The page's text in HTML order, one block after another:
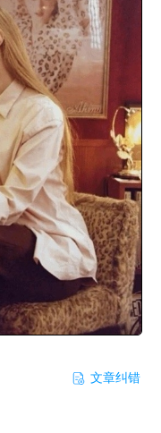
文章纠错